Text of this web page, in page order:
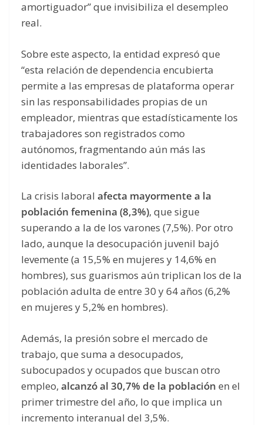
amortiguador” que invisibiliza el desempleo
real.
Sobre este aspecto, la entidad expresó que
“esta relación de dependencia encubierta
permite a las empresas de plataforma operar
sin las responsabilidades propias de un
empleador, mientras que estadísticamente los
trabajadores son registrados como
autónomos, fragmentando aún más las
identidades laborales”.
La crisis laboral afecta mayormente a la
población femenina (8,3%), que sigue
superando a la de los varones (7,5%). Por otro
lado, aunque la desocupación juvenil bajó
levemente (a 15,5% en mujeres y 14,6% en
hombres), sus guarismos aún triplican los de la
población adulta de entre 30 y 64 años (6,2%
en mujeres y 5,2% en hombres).
Además, la presión sobre el mercado de
trabajo, que suma a desocupados,
subocupados y ocupados que buscan otro
empleo, alcanzó al 30,7% de la población en el
primer trimestre del año, lo que implica un
incremento interanual del 3,5%.